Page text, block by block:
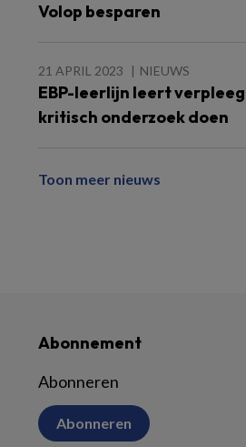
Volop besparen
21 APRIL 2023 NIEUWS
EBP-leerlijn leert
kritisch onderzoek doen
Toon meer nieuws
Abonnement
Abonneren
Abonneren